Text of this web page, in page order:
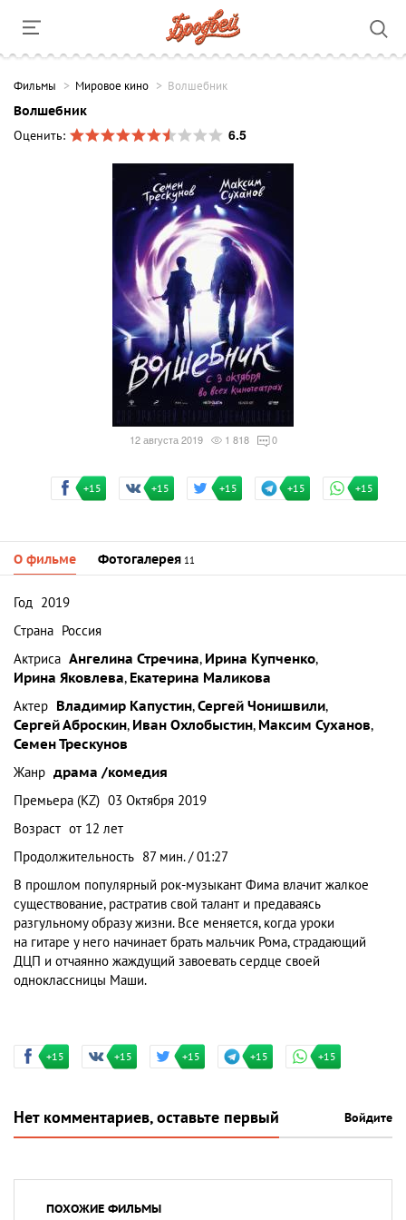
Фильмы Мировое кино Волшебник
Волшебник
Оценить:
6.5
12 августа 2019 1 818 0
+15 +15 +15 +15 +15
О фильме Фотогалерея 11
Год 2019
Страна Россия
Актриса Ангелина Стречина, Ирина Купченко,
Ирина Яковлева, Екатерина Маликова
Актер Владимир Капустин,Сергей Чонишвили,
Сергей Аброскин, Иван Охлобыстин, Максим Суханов,
Семен Трескунов
Жанр драма /комедия
Премьера (KZ) 03 Октября 2019
Возраст от 12 лет
Продолжительность 87 мин. / 01:27
В прошлом популярный рок-музыкант Фима влачит жалкое
существование, растратив свой талант и предаваясь
разгульному образу жизни. Все меняется, когда уроки
на гитаре у него начинает брать мальчик Рома, страдающий
ДЦП и отчаянно жаждущий завоевать сердце своей
одноклассницы Маши.
+15 +15 +15 +15 +15
Нет комментариев, оставьте первый Войдите
ПОХОЖИЕ ФИЛЬМЫ